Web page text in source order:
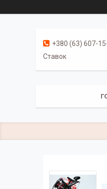
+380 (63) 607-
Ставок